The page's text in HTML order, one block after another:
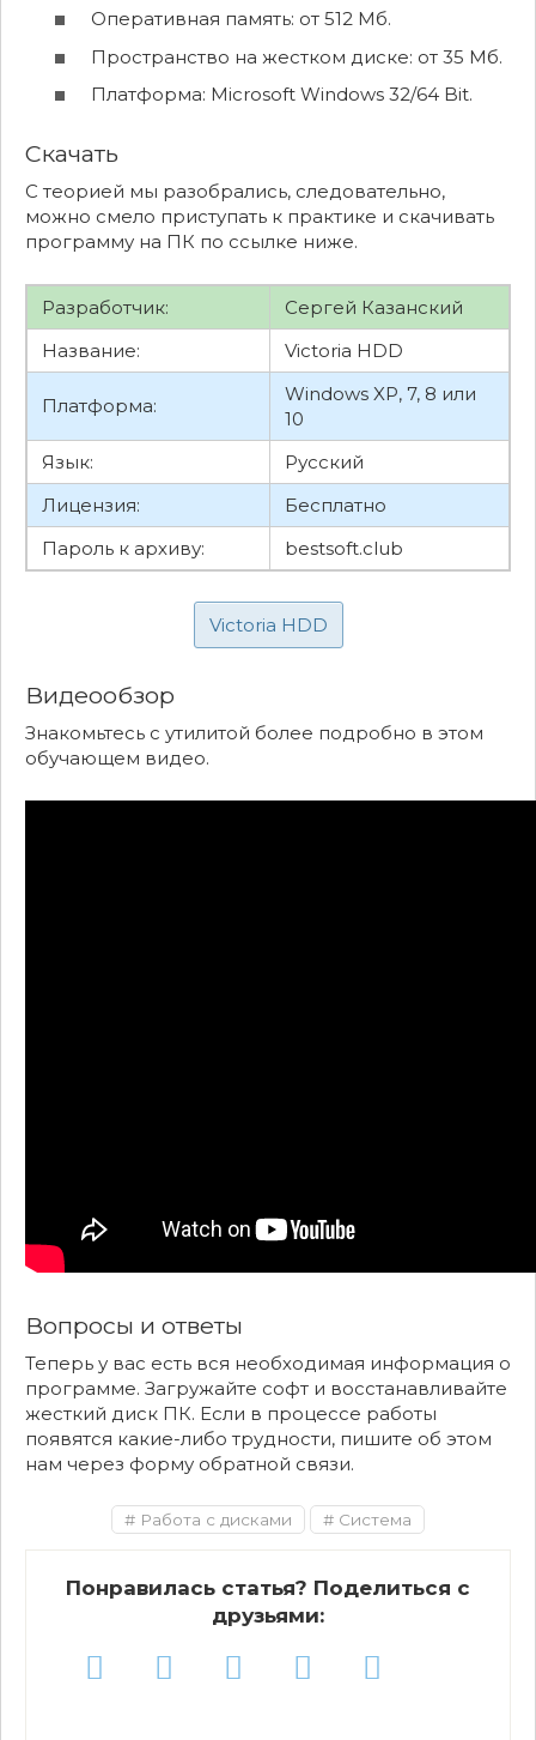
Оперативная память: от 512 Мб.
Пространство на жестком диске: от 35 Мб.
Платформа: Microsoft Windows 32/64 Bit.
Скачать
С теорией мы разобрались, следовательно,
можно смело приступать к практике и скачивать
программу на ПК по ссылке ниже.
Разработчик:
Сергей Казанский
Название:
Victoria HDD
Платформа:
Windows XP, 7, 8 или
10
Язык:
Русский
Лицензия:
Бесплатно
Пароль к архиву:
bestsoft.club
Victoria HDD
Видеообзор
Знакомьтесь с утилитой более подробно в этом
обучающем видео.
Вопросы и ответы
Теперь у вас есть вся необходимая информация о
программе. Загружайте софт и восстанавливайте
жесткий диск ПК. Если в процессе работы
появятся какие-либо трудности, пишите об этом
нам через форму обратной связи.
Работа с дисками Система
Понравилась статья? Поделиться с
друзьями: